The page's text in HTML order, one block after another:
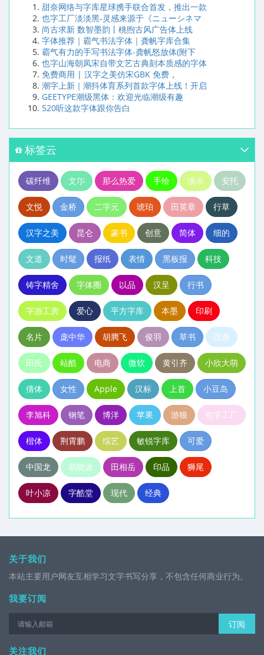
甜奈网络与字库星球携手联合首发，推出一款
也字工厂淡淡黑-灵感来源于《ニューシネマ
尚古求新 数智墨韵丨桃煦古风广告体上线
字体推荐｜霸气书法字体｜龚帆字库合集
霸气有力的手写书法字体-龚帆怒放体(附下
也字山海朝凤宋自带文艺古典刻本质感的字体
免费商用 | 汉字之美仿宋GBK 免费，
潮字上新｜潮抖体育系列首款字体上线！开启
GEETYPE潮级黑体：欢迎光临潮级有趣
520听这款字体跟你告白
标签云
碳纤维 文尓 那么热爱 手绘 演示 安托
文悦 金桥 二字元 琥珀 田英章 行草
汉字之美 昆仑 篆书 创意 简体 细的
文道 时髦 报纸 表情 黑板报 科技
铸字精舍 字体圈 以品 汉呈 行书
字游工房 爱心 平方字库 本墨 印刷
名片 庞中华 胡腾飞 俊羽 草书 汉鼎
田氏 站酷 电商 微软 黄引齐 小欣大萌
倩体 女性 Apple 汉标 上首 小豆岛
李旭科 钢笔 博洋 苹果 游狼 也字工厂
楷体 荆霄鹏 综艺 敏锐字库 可爱
中国龙 胡晓波 田相岳 印品 狮尾
叶小凉 字酷堂 现代 经典
关于我们
本站主要用户网友互相学习文字书写分享，不包含任何商业行为。
我要订阅
订阅
关注我们